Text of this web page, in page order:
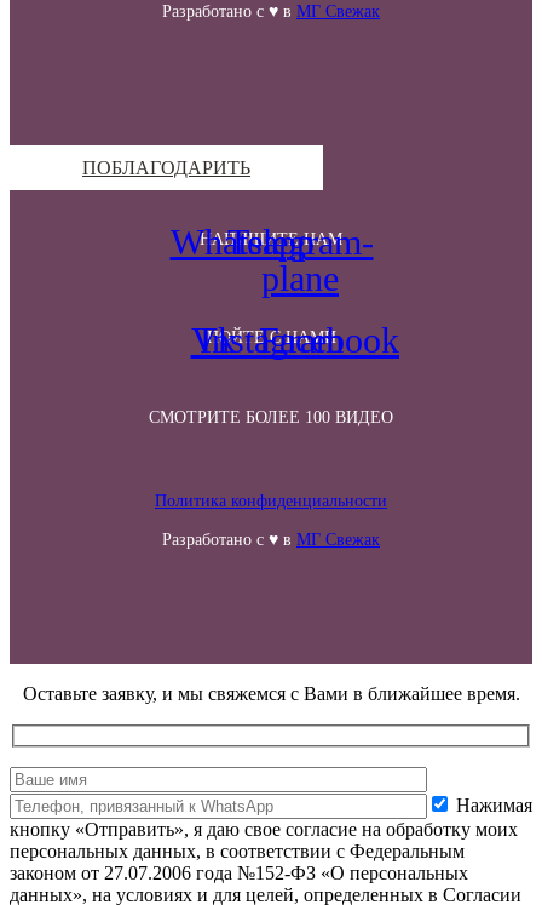
Разработано с ♥ в МГ Свежак
ПОБЛАГОДАРИТЬ
НАПИШИТЕ НАМ
Whatsapp
Telegram-
plane
ПОЙТЕ С НАМИ
Vk
Instagram
Facebook
СМОТРИТЕ БОЛЕЕ 100 ВИДЕО
Политика конфиденциальности
Разработано с ♥ в МГ Свежак
Оставьте заявку, и мы свяжемся с Вами в ближайшее время.
Нажимая
кнопку «Отправить», я даю свое согласие на обработку моих
персональных данных, в соответствии с Федеральным
законом от 27.07.2006 года №152-ФЗ «О персональных
данных», на условиях и для целей, определенных в Согласии